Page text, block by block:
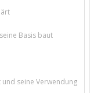
Basis baut
und seine Verwendung